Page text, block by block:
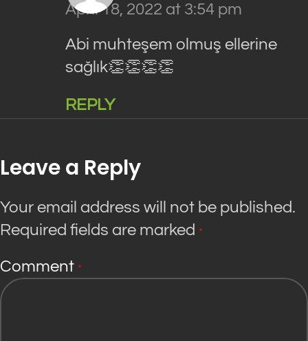
April 18, 2022 at 3:54 pm
Abi muhteşem olmuş ellerine
sağlık👏👏👏👏
REPLY
Leave a Reply
Your email address will not be published.
Required fields are marked *
Comment *